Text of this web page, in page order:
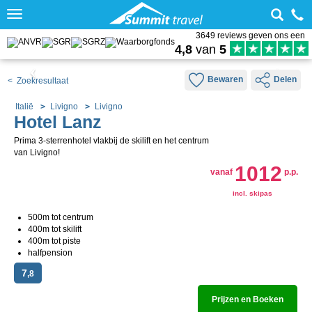
Toggle
3649 reviews geven ons een
4,8 van 5
< Zoekresultaat Bewaren Delen
Italië Livigno Livigno
Hotel Lanz
Prima 3-sterrenhotel vlakbij de skilift en het centrum
van Livigno!
vanaf 1012 p.p.
incl. skipas
500m tot centrum
400m tot skilift
400m tot piste
halfpension
7,8
Prijzen en Boeken